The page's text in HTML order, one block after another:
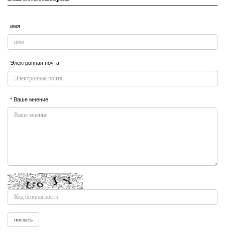
имя
Электронная почта
* Ваше мнение